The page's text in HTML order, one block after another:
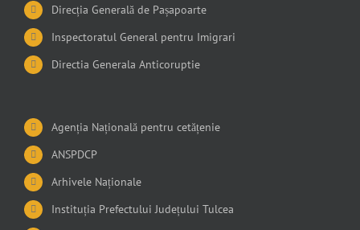
Direcția Generală de Pașapoarte
Inspectoratul General pentru Imigrari
Directia Generala Anticoruptie
Agenția Națională pentru cetățenie
ANSPDCP
Arhivele Naționale
Instituția Prefectului Județului Tulcea